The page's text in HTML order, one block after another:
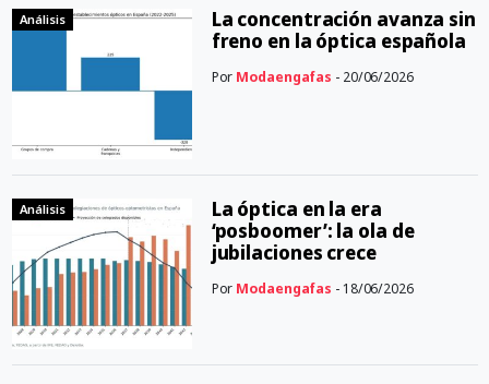
Análisis
La concentración avanza sin
freno en la óptica española
Por Modaengafas - 20/06/2026
Análisis
La óptica en la era
‘posboomer’: la ola de
jubilaciones crece
Por Modaengafas - 18/06/2026